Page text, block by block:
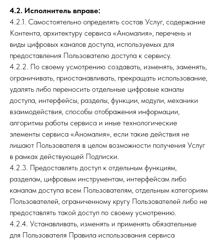
4.2. Исполнитель вправе:
4.2.1. Самостоятельно определять состав Услуг, содержание
Контента, архитектуру сервиса «Аномалия», перечень и
виды цифровых каналов доступа, используемых для
предоставления Пользователю доступа к сервису.
4.2.2. По своему усмотрению создавать, изменять, заменять,
ограничивать, приостанавливать, прекращать использование,
удалять либо переносить отдельные цифровые каналы
доступа, интерфейсы, разделы, функции, модули, механики
взаимодействия, способы отображения информации,
алгоритмы работы сервиса и иные технологические
элементы сервиса «Аномалия», если такие действия не
лишают Пользователя в целом возможности получения Услуг
в рамках действующей Подписки.
4.2.3. Предоставлять доступ к отдельным функциям,
разделам, цифровым инструментам, интерфейсам либо
каналам доступа всем Пользователям, отдельным категориям
Пользователей, ограниченному кругу Пользователей либо не
предоставлять такой доступ по своему усмотрению.
4.2.4. Устанавливать, изменять и применять обязательные
для Пользователя Правила использования сервиса